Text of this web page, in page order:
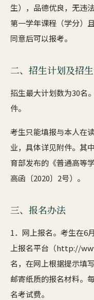
生），品德优良，无违
第一学年课程（学分）
同意后可以报考。
二、招生计划及招
招生最大计划数为30名
件。
考生只能填报与本人在
业，具体详见附件。其
育部发布的《普通高等
高函〔2020〕2号）。
三、报名办法
1．网上报名。考生在6
上报名平台（http://
名，在网上根据提示填
邮寄纸质的报名材料。
名考试费。